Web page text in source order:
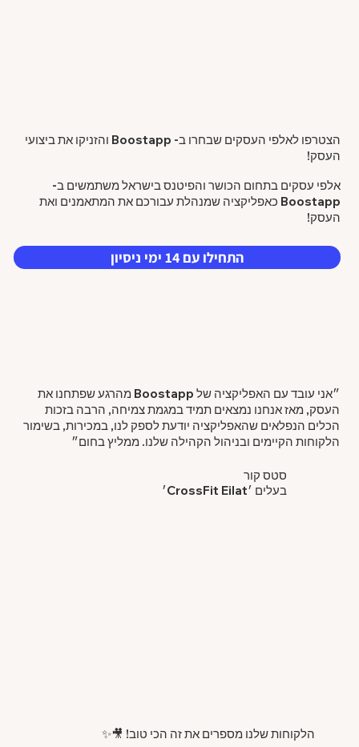
בעלים ׳CrossFit Eilat׳
סטס קור
״אני עובד עם האפליקציה של Boostapp מהרגע שפתחנו את
העסק, מאז אנחנו נמצאים תמיד במגמת צמיחה, הרבה בזכות
הכלים הנפלאים שהאפליקציה יודעת לספק לנו, במכירות, בשימור
הלקוחות הקיימים ובניהול הקהילה שלנו. ממליץ בחום״
הצטרפו לאלפי העסקים שבחרו ב- Boostapp והזניקו את ביצועי
העסק!
אלפי עסקים בתחום הכושר והפיטנס בישראל משתמשים ב-
Boostapp כאפליקציה שמנהלת עבורכם את המתאמנים ואת
העסק!
התחילו עם 14 ימי ניסיון
הלקוחות שלנו מספרים את זה הכי טוב! 🎥✨